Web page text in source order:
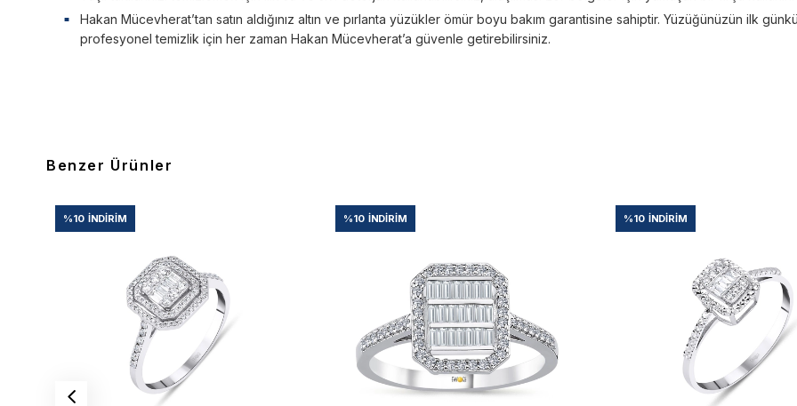
Hakan Mücevherat’tan satın aldığınız altın ve pırlanta yüzükler ömür boyu bakım garantisine sahiptir. Yüzüğünüzün ilk günkü
profesyonel temizlik için her zaman Hakan Mücevherat’a güvenle getirebilirsiniz.
Benzer Ürünler
%10 İNDIRIM %10 İNDIRIM %10 İNDIRIM